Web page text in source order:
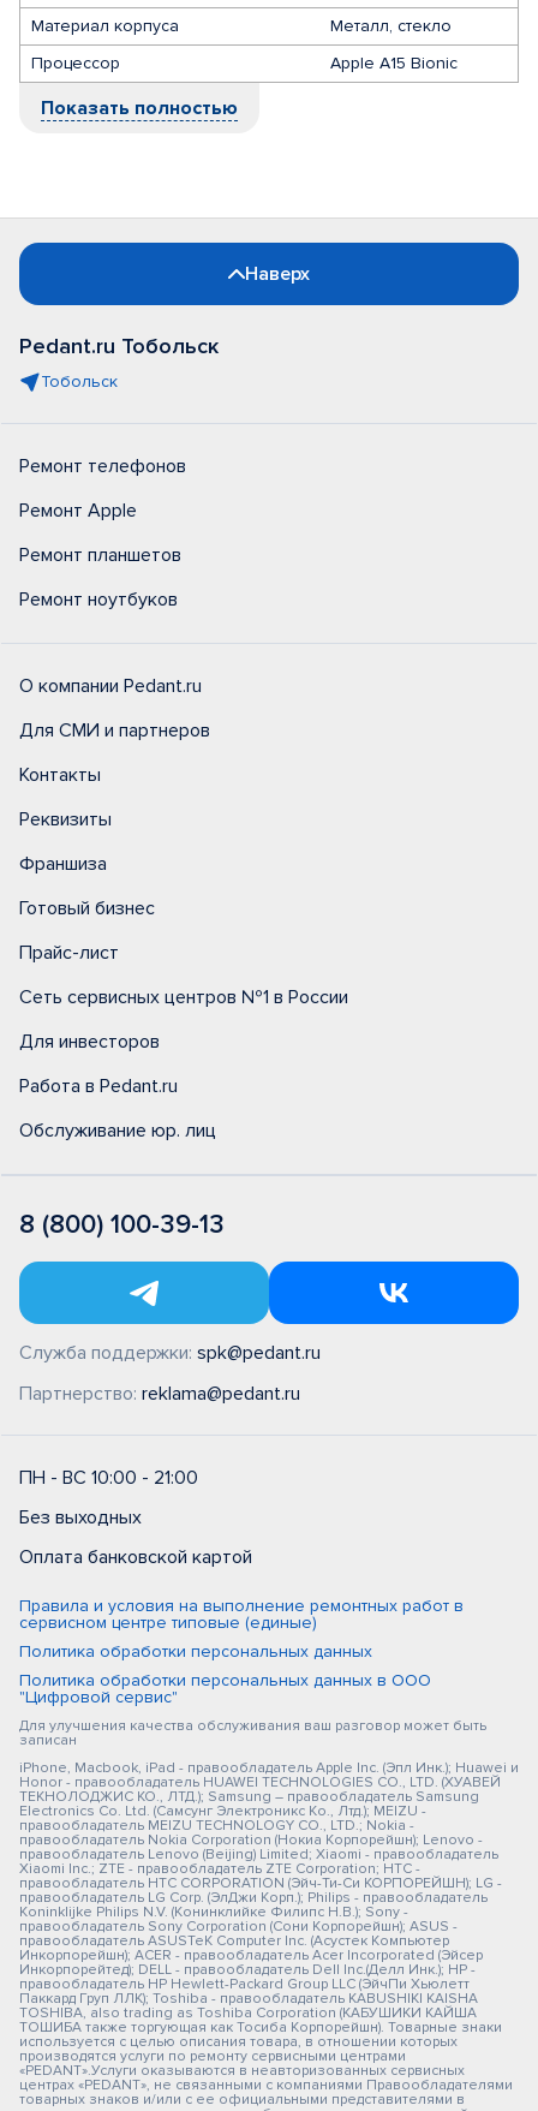
Материал корпуса
Металл, стекло
Процессор
Apple A15 Bionic
Показать полностью
Наверх
Pedant.ru Тобольск
Тобольск
Ремонт телефонов
Ремонт Apple
Ремонт планшетов
Ремонт ноутбуков
О компании Pedant.ru
Для СМИ и партнеров
Контакты
Реквизиты
Франшиза
Готовый бизнес
Прайс-лист
Сеть сервисных центров №1 в России
Для инвесторов
Работа в Pedant.ru
Обслуживание юр. лиц
8 (800) 100-39-13
Служба поддержки: spk@pedant.ru
Партнерство: reklama@pedant.ru
ПН - ВС 10:00 - 21:00
Без выходных
Оплата банковской картой
Правила и условия на выполнение ремонтных работ в
сервисном центре типовые (единые)
Политика обработки персональных данных
Политика обработки персональных данных в ООО
"Цифровой сервис"
Для улучшения качества обслуживания ваш разговор может быть
записан
iPhone, Macbook, iPad - правообладатель Apple Inc. (Эпл Инк.); Huawei и
Honor - правообладатель HUAWEI TECHNOLOGIES CO., LTD. (ХУАВЕЙ
ТЕКНОЛОДЖИС КО., ЛТД.); Samsung – правообладатель Samsung
Electronics Co. Ltd. (Самсунг Электроникс Ко., Лтд.); MEIZU -
правообладатель MEIZU TECHNOLOGY CO., LTD.; Nokia -
правообладатель Nokia Corporation (Нокиа Корпорейшн); Lenovo -
правообладатель Lenovo (Beijing) Limited; Xiaomi - правообладатель
Xiaomi Inc.; ZTE - правообладатель ZTE Corporation; HTC -
правообладатель HTC CORPORATION (Эйч-Ти-Си КОРПОРЕЙШН); LG -
правообладатель LG Corp. (ЭлДжи Корп.); Philips - правообладатель
Koninklijke Philips N.V. (Конинклийке Филипс Н.В.); Sony -
правообладатель Sony Corporation (Сони Корпорейшн); ASUS -
правообладатель ASUSTeK Computer Inc. (Асустек Компьютер
Инкорпорейшн); ACER - правообладатель Acer Incorporated (Эйсер
Инкорпорейтед); DELL - правообладатель Dell Inc.(Делл Инк.); HP -
правообладатель HP Hewlett-Packard Group LLC (ЭйчПи Хьюлетт
Паккард Груп ЛЛК); Toshiba - правообладатель KABUSHIKI KAISHA
TOSHIBA, also trading as Toshiba Corporation (КАБУШИКИ КАЙША
ТОШИБА также торгующая как Тосиба Корпорейшн). Товарные знаки
используется с целью описания товара, в отношении которых
производятся услуги по ремонту сервисными центрами
«PEDANT».Услуги оказываются в неавторизованных сервисных
центрах «PEDANT», не связанными с компаниями Правообладателями
товарных знаков и/или с ее официальными представителями в